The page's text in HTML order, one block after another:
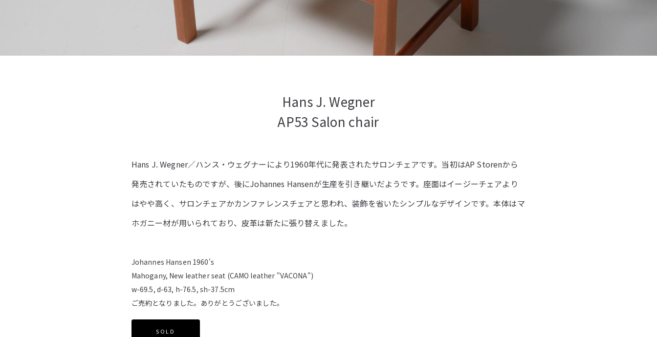
Hans J. Wegner
AP53 Salon chair
Hans J. Wegner／ハンス・ウェグナーにより1960年代に発表されたサロンチェアです。当初はAP Storenから
発売されていたものですが、後にJohannes Hansenが生産を引き継いだようです。座面はイージーチェアより
はやや高く、サロンチェアかカンファレンスチェアと思われ、装飾を省いたシンプルなデザインです。本体はマ
ホガニー材が用いられており、皮革は新たに張り替えました。
Johannes Hansen 1960's
Mahogany, New leather seat (CAMO leather "VACONA")
w-69.5, d-63, h-76.5, sh-37.5cm
ご売約となりました。ありがとうございました。
SOLD